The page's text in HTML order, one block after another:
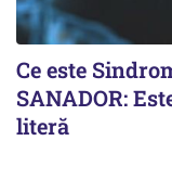
Ce este
SANADOR:
literă